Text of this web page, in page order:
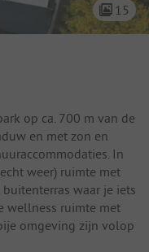
15
op ca. 700 m van de
en met zon en
In
weer) ruimte met
waar je iets
wellness ruimte met
omgeving zijn volop